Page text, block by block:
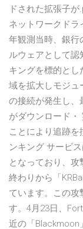
ドされた拡張子
ネットワークド
年観測当時、銀行
ルウェアとして認
キングを標的とし
域を拡大しモジュ
の接続が発生し
がダウンロード・
ことにより追跡
ンキング サービ
となっており、
終わりから「
ています。この攻
す。4月23日、
近の「Blackmoon